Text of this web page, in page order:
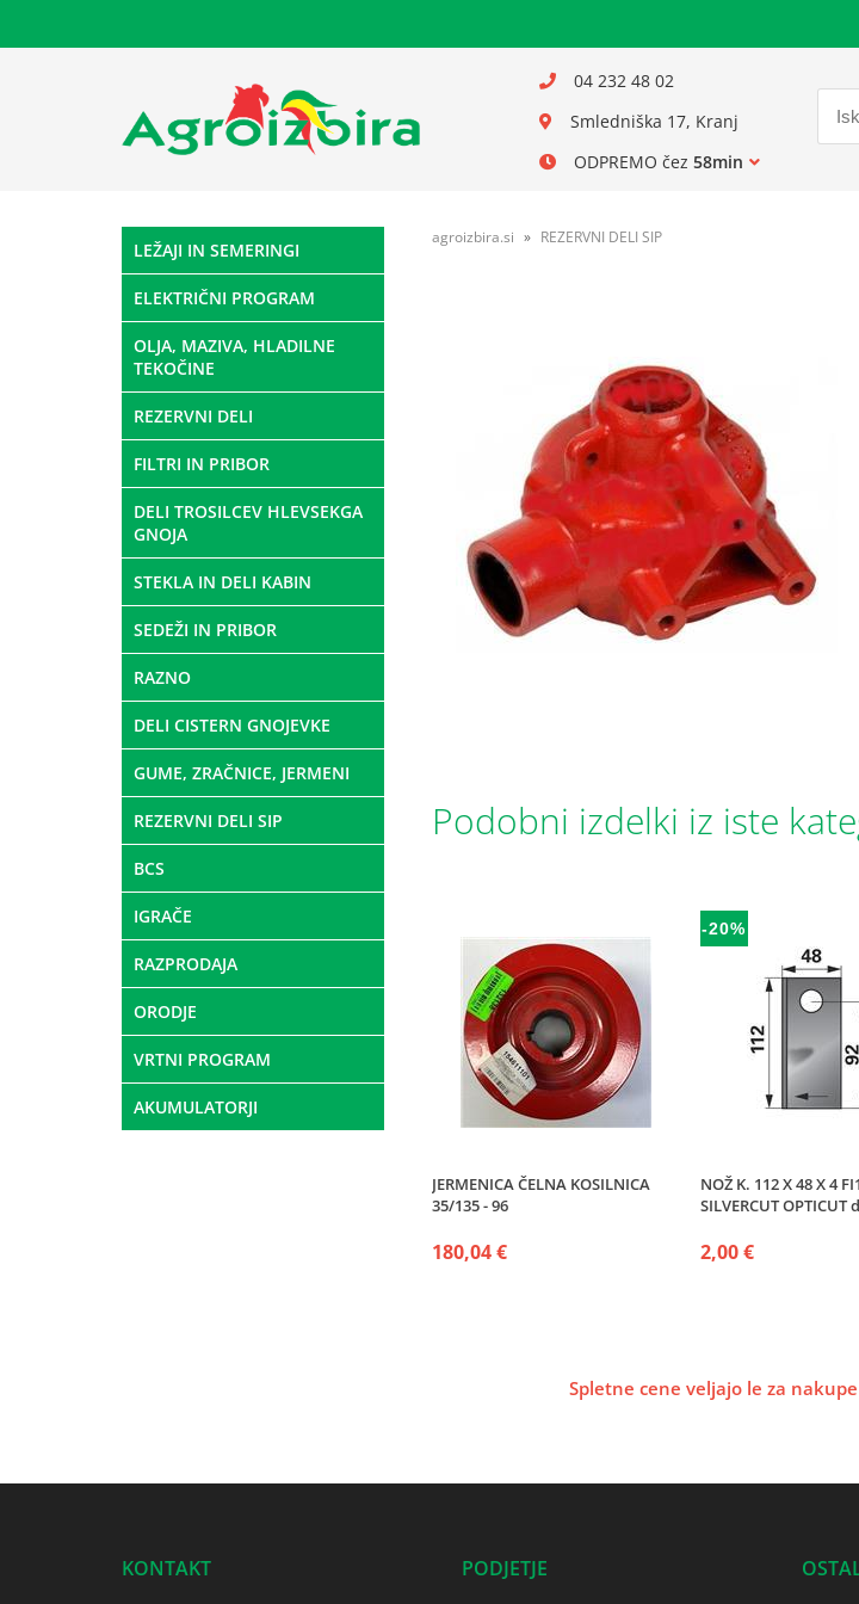
04 232 48 02
Smledniška 17, Kranj
ODPREMO čez 58min
LEŽAJI IN SEMERINGI
ELEKTRIČNI PROGRAM
OLJA, MAZIVA, HLADILNE
TEKOČINE
REZERVNI DELI
FILTRI IN PRIBOR
DELI TROSILCEV HLEVSEKGA
GNOJA
STEKLA IN DELI KABIN
SEDEŽI IN PRIBOR
RAZNO
DELI CISTERN GNOJEVKE
GUME, ZRAČNICE, JERMENI
REZERVNI DELI SIP
BCS
IGRAČE
RAZPRODAJA
ORODJE
VRTNI PROGRAM
AKUMULATORJI
agroizbira.si REZERVNI DELI SIP
Podobni izdelki iz iste
JERMENICA ČELNA KOSILNICA
35/135 - 96
180,04 €
-20%
NOŽ K. 112 X 48 X 4
SILVERCUT OPTICUT
2,00 €
Spletne cene veljajo le za
KONTAKT PODJETJE